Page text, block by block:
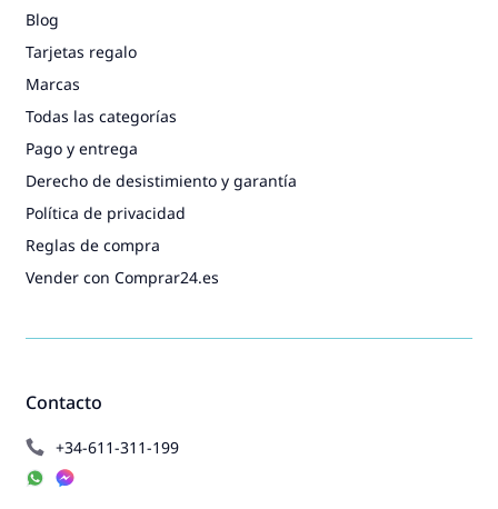
Contacto
+34-611-311-199
Blog
Tarjetas regalo
Marcas
Todas las categorías
Pago y entrega
Derecho de desistimiento y garantía
Política de privacidad
Reglas de compra
Vender con Comprar24.es